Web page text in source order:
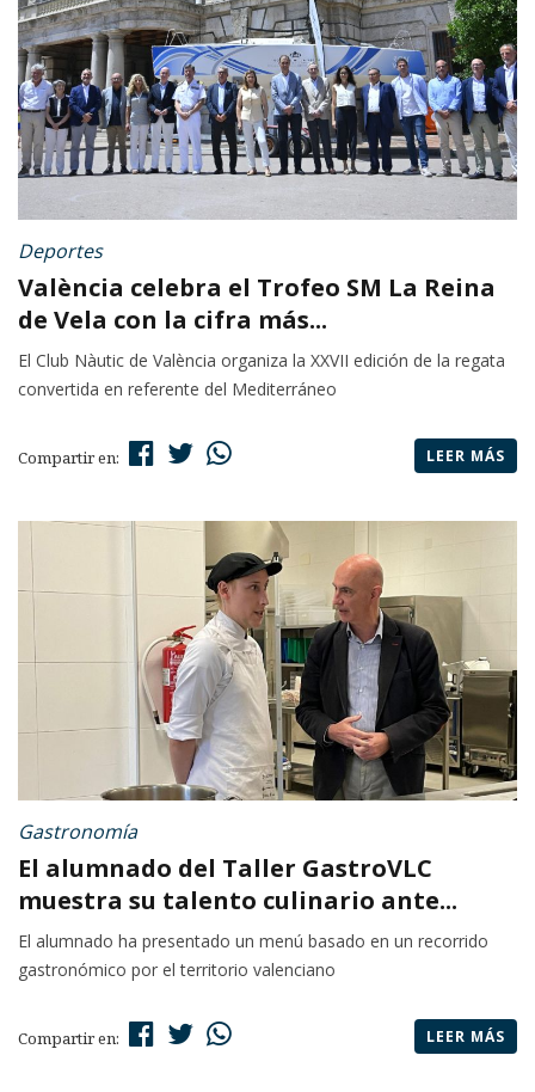
Deportes
València celebra el Trofeo SM La Reina
de Vela con la cifra más...
El Club Nàutic de València organiza la XXVII edición de la regata
convertida en referente del Mediterráneo
Compartir en: LEER MÁS
Gastronomía
El alumnado del Taller GastroVLC
muestra su talento culinario ante...
El alumnado ha presentado un menú basado en un recorrido
gastronómico por el territorio valenciano
Compartir en: LEER MÁS